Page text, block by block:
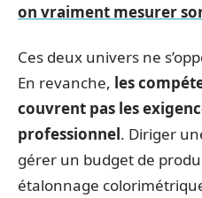
on vraiment mesurer
Ces deux univers ne
En revanche, les
couvrent pas les
professionnel. Diriger
gérer un budget de
étalonnage